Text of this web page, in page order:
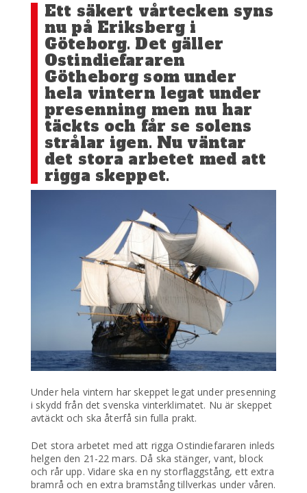
Ett säkert vårtecken syns
nu på Eriksberg i
Göteborg. Det gäller
Ostindiefararen
Götheborg som under
hela vintern legat under
presenning men nu har
täckts och får se solens
strålar igen. Nu väntar
det stora arbetet med att
rigga skeppet.
Under hela vintern har skeppet legat under presenning
i skydd från det svenska vinterklimatet. Nu är skeppet
avtäckt och ska återfå sin fulla prakt.
Det stora arbetet med att rigga Ostindiefararen inleds
helgen den 21-22 mars. Då ska stänger, vant, block
och rår upp. Vidare ska en ny storflaggstång, ett extra
bramrå och en extra bramstång tillverkas under våren.